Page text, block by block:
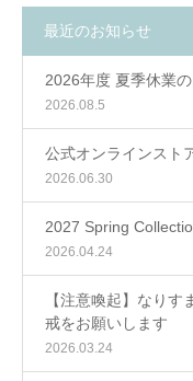
最近のお知らせ
2026年度 夏季休業
2026.08.5
公式オンラインスト
2026.06.30
2027 Spring
2026.04.24
【注意喚起】なり
戒をお願いします
2026.03.24